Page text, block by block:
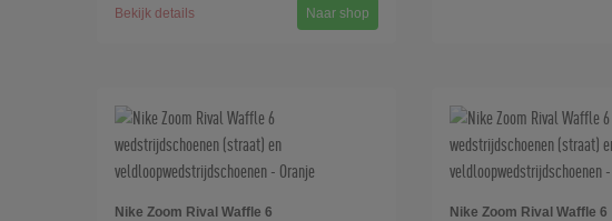
Bekijk details Naar shop
Nike Zoom Rival Waffle 6
Nike Zoom Rival Waffle 6